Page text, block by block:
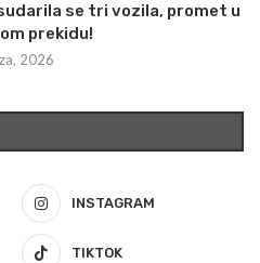
se tri vozila, promet u
prekidu!
2026
INSTAGRAM
TIKTOK